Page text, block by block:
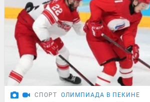
СПОРТ ОЛИМПИАДА В ПЕКИНЕ